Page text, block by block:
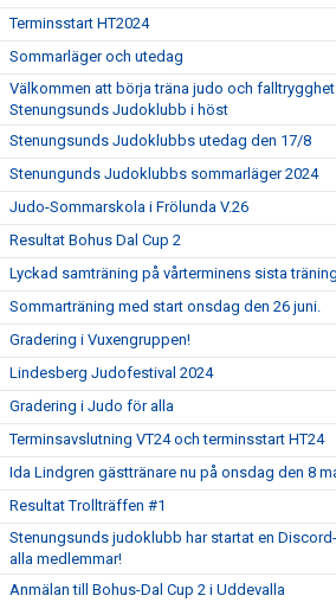
Terminsstart HT2024
Sommarläger och utedag
Välkommen att börja träna judo och
Stenungsunds Judoklubb i höst
Stenungsunds Judoklubbs utedag den 17/8
Stenungunds Judoklubbs sommarläger 2024
Judo-Sommarskola i Frölunda V.26
Resultat Bohus Dal Cup 2
Lyckad samträning på vårterminens sista
Sommarträning med start onsdag den 26 juni.
Gradering i Vuxengruppen!
Lindesberg Judofestival 2024
Gradering i Judo för alla
Terminsavslutning VT24 och terminsstart HT24
Ida Lindgren gästtränare nu på onsdag den 8
Resultat Trollträffen #1
Stenungsunds judoklubb har startat en
alla medlemmar!
Anmälan till Bohus-Dal Cup 2 i Uddevalla